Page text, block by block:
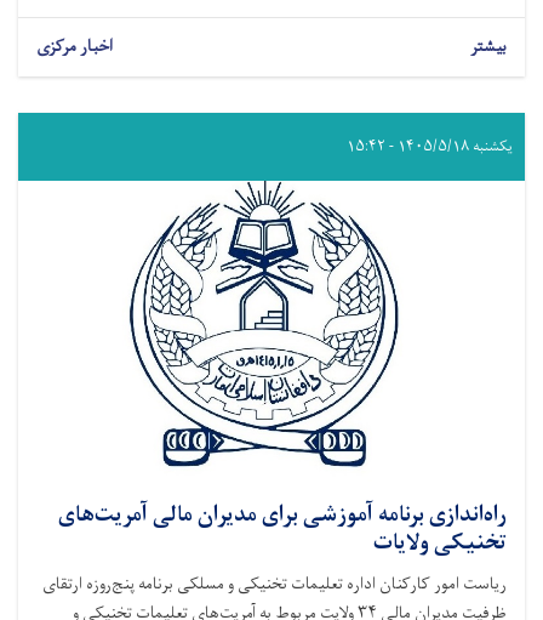
بیشتر اخبار مرکزی
یکشنبه ۱۴۰۵/۵/۱۸ - ۱۵:۴۲
راه‌اندازی برنامه آموزشی برای مدیران مالی آمریت‌های
تخنیکی ولایات
ریاست امور کارکنان اداره تعلیمات تخنیکی و مسلکی برنامه پنج‌روزه ارتقای
ظرفیت مدیران مالی ۳۴ ولایت مربوط به آمریت‌های تعلیمات تخنیکی و